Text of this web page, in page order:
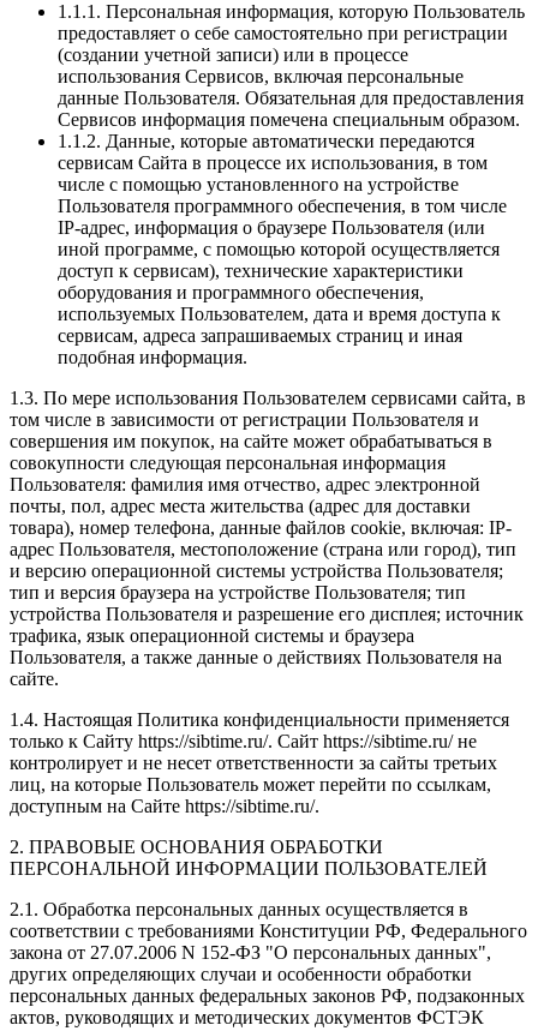
1.1.1. Персональная информация, которую Пользователь
предоставляет о себе самостоятельно при регистрации
(создании учетной записи) или в процессе
использования Сервисов, включая персональные
данные Пользователя. Обязательная для предоставления
Сервисов информация помечена специальным образом.
1.1.2. Данные, которые автоматически передаются
сервисам Сайта в процессе их использования, в том
числе с помощью установленного на устройстве
Пользователя программного обеспечения, в том числе
IP-адрес, информация о браузере Пользователя (или
иной программе, с помощью которой осуществляется
доступ к сервисам), технические характеристики
оборудования и программного обеспечения,
используемых Пользователем, дата и время доступа к
сервисам, адреса запрашиваемых страниц и иная
подобная информация.
1.3. По мере использования Пользователем сервисами сайта, в
том числе в зависимости от регистрации Пользователя и
совершения им покупок, на сайте может обрабатываться в
совокупности следующая персональная информация
Пользователя: фамилия имя отчество, адрес электронной
почты, пол, адрес места жительства (адрес для доставки
товара), номер телефона, данные файлов cookie, включая: IP-
адрес Пользователя, местоположение (страна или город), тип
и версию операционной системы устройства Пользователя;
тип и версия браузера на устройстве Пользователя; тип
устройства Пользователя и разрешение его дисплея; источник
трафика, язык операционной системы и браузера
Пользователя, а также данные о действиях Пользователя на
сайте.
1.4. Настоящая Политика конфиденциальности применяется
только к Сайту https://sibtime.ru/. Сайт https://sibtime.ru/ не
контролирует и не несет ответственности за сайты третьих
лиц, на которые Пользователь может перейти по ссылкам,
доступным на Сайте https://sibtime.ru/.
2. ПРАВОВЫЕ ОСНОВАНИЯ ОБРАБОТКИ
ПЕРСОНАЛЬНОЙ ИНФОРМАЦИИ ПОЛЬЗОВАТЕЛЕЙ
2.1. Обработка персональных данных осуществляется в
соответствии с требованиями Конституции РФ, Федерального
закона от 27.07.2006 N 152-ФЗ "О персональных данных",
других определяющих случаи и особенности обработки
персональных данных федеральных законов РФ, подзаконных
актов, руководящих и методических документов ФСТЭК